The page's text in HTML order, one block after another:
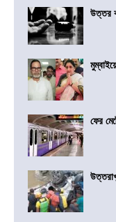
উত্তর
ফের